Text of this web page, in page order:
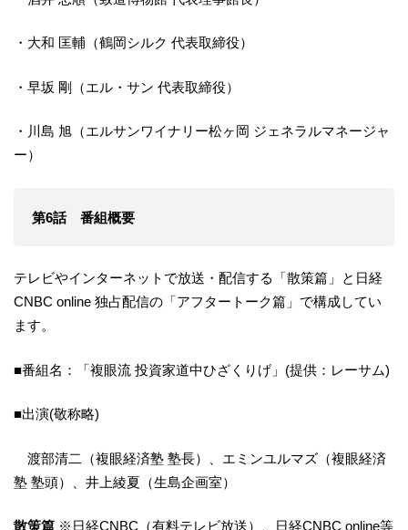
・大和 匡輔（鶴岡シルク 代表取締役）
・早坂 剛（エル・サン 代表取締役）
・川島 旭（エルサンワイナリー松ヶ岡 ジェネラルマネージャ
ー）
第6話 番組概要
テレビやインターネットで放送・配信する「散策篇」と日経
CNBC online 独占配信の「アフタートーク篇」で構成してい
ます。
■番組名：「複眼流 投資家道中ひざくりげ」(提供：レーサム)
■出演(敬称略)
渡部清二（複眼経済塾 塾長）、エミンユルマズ（複眼経済
塾 塾頭）、井上綾夏（生島企画室）
散策篇 ※日経CNBC（有料テレビ放送）、日経CNBC online等